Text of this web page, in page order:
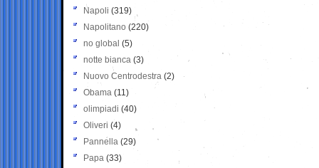
Napoli (319)
Napolitano (220)
no global (5)
notte bianca (3)
Nuovo Centrodestra (2)
Obama (11)
olimpiadi (40)
Oliveri (4)
Pannella (29)
Papa (33)